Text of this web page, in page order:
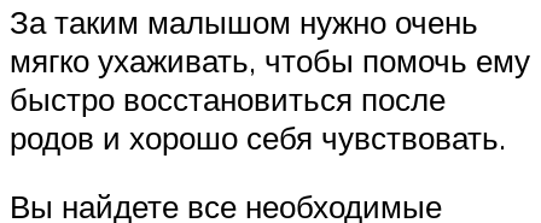
За таким малышом нужно очень
мягко ухаживать, чтобы помочь ему
быстро восстановиться после
родов и хорошо себя чувствовать.
Вы найдете все необходимые